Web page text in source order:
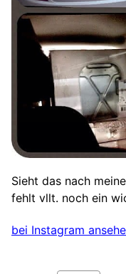
Sieht das nach
fehlt vllt. noch ein
bei Instagram